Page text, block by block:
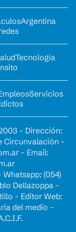
Argentina
Tecnología
Servicios
- Dirección:
Circunvalación -
- Email:
Whatsapp: (054)
Dellazoppa -
- Editor Web:
del medio -